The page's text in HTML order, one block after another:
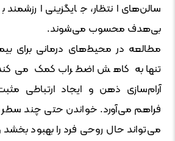
سالن‌های انتظار، جایگزینی
بی‌هدف محسوب می‌شوند.
مطالعه در محیط‌های درمانی برای
تنها به کاهش اضطراب کمک
آرام‌سازی ذهن و ایجاد ارتباطی
فراهم می‌آورد. خواندن حتی چند سطر
می‌تواند حال روحی فرد را بهبود